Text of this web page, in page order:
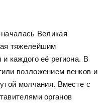
Великая
тяжелейшим
каждого её региона. В
возложением венков и
молчания. Вместе с
органов